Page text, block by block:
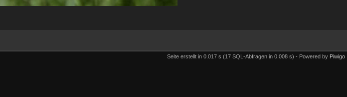
Seite erstellt in 0.017 s (17 SQL-Abfragen in 0.008 s) - Powered by Piwigo